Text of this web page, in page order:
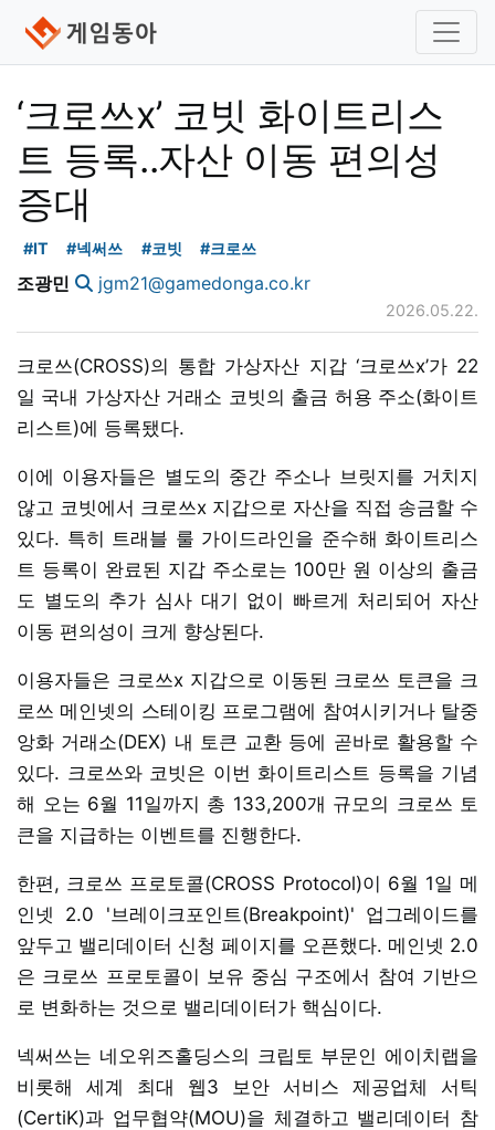
‘크로쓰x’ 코빗 화이트리스
트 등록..자산 이동 편의성
증대
#IT #넥써쓰 #코빗 #크로쓰
조광민 jgm21@gamedonga.co.kr
2026.05.22.
크로쓰(CROSS)의 통합 가상자산 지갑 ‘크로쓰x’가 22
일 국내 가상자산 거래소 코빗의 출금 허용 주소(화이트
리스트)에 등록됐다.
이에 이용자들은 별도의 중간 주소나 브릿지를 거치지
않고 코빗에서 크로쓰x 지갑으로 자산을 직접 송금할 수
있다. 특히 트래블 룰 가이드라인을 준수해 화이트리스
트 등록이 완료된 지갑 주소로는 100만 원 이상의 출금
도 별도의 추가 심사 대기 없이 빠르게 처리되어 자산
이동 편의성이 크게 향상된다.
이용자들은 크로쓰x 지갑으로 이동된 크로쓰 토큰을 크
로쓰 메인넷의 스테이킹 프로그램에 참여시키거나 탈중
앙화 거래소(DEX) 내 토큰 교환 등에 곧바로 활용할 수
있다. 크로쓰와 코빗은 이번 화이트리스트 등록을 기념
해 오는 6월 11일까지 총 133,200개 규모의 크로쓰 토
큰을 지급하는 이벤트를 진행한다.
한편, 크로쓰 프로토콜(CROSS Protocol)이 6월 1일 메
인넷 2.0 '브레이크포인트(Breakpoint)' 업그레이드를
앞두고 밸리데이터 신청 페이지를 오픈했다. 메인넷 2.0
은 크로쓰 프로토콜이 보유 중심 구조에서 참여 기반으
로 변화하는 것으로 밸리데이터가 핵심이다.
넥써쓰는 네오위즈홀딩스의 크립토 부문인 에이치랩을
비롯해 세계 최대 웹3 보안 서비스 제공업체 서틱
(CertiK)과 업무협약(MOU)을 체결하고 밸리데이터 참